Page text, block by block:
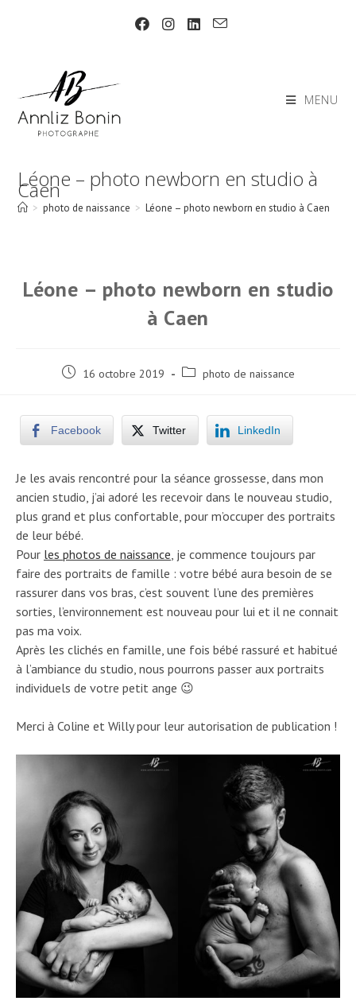
MENU
Léone – photo newborn en studio à
Caen
> photo de naissance > Léone – photo newborn en studio à Caen
Léone – photo newborn en studio
à Caen
Post 16 octobre 2019
Post photo de naissance
Facebook Twitter LinkedIn
Je les avais rencontré pour la séance grossesse, dans mon
ancien studio, j’ai adoré les recevoir dans le nouveau studio,
plus grand et plus confortable, pour m’occuper des portraits
de leur bébé.
Pour les photos de naissance, je commence toujours par
faire des portraits de famille : votre bébé aura besoin de se
rassurer dans vos bras, c’est souvent l’une des premières
sorties, l’environnement est nouveau pour lui et il ne connait
pas ma voix.
Après les clichés en famille, une fois bébé rassuré et habitué
à l’ambiance du studio, nous pourrons passer aux portraits
individuels de votre petit ange 😉
Merci à Coline et Willy pour leur autorisation de publication !